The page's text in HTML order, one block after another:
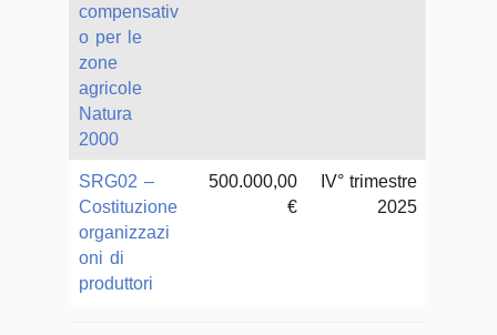
compensativ
o per le
zone
agricole
Natura
2000
SRG02 –
Costituzione
organizzazi
oni di
produttori
500.000,00
€
IV° trimestre
2025